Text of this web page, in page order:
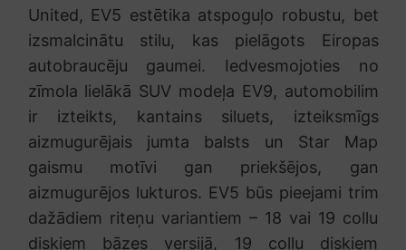
United, EV5 estētika atspoguļo robustu, bet
izsmalcinātu stilu, kas pielāgots Eiropas
autobraucēju gaumei. Iedvesmojoties no
zīmola lielākā SUV modeļa EV9, automobilim
ir izteikts, kantains siluets, izteiksmīgs
aizmugurējais jumta balsts un Star Map
gaismu motīvi gan priekšējos, gan
aizmugurējos lukturos. EV5 būs pieejami trim
dažādiem riteņu variantiem – 18 vai 19 collu
diskiem bāzes versijā, 19 collu diskiem